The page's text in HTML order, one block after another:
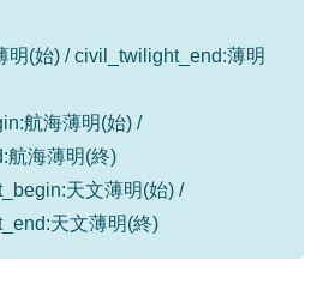
(始) / civil_twilight_end:薄明
航海薄明(始) /
航海薄明(終)
天文薄明(始) /
天文薄明(終)